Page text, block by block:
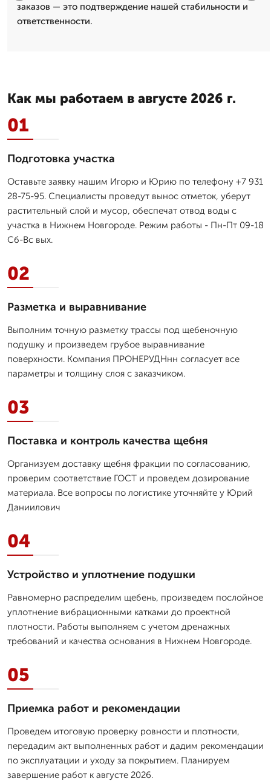
заказов — это подтверждение нашей стабильности и
ответственности.
Как мы работаем в августе 2026 г.
01
Подготовка участка
Оставьте заявку нашим Игорю и Юрию по телефону +7 931
28-75-95. Специалисты проведут вынос отметок, уберут
растительный слой и мусор, обеспечат отвод воды с
участка в Нижнем Новгороде. Режим работы - Пн-Пт 09-18
Сб-Вс вых.
02
Разметка и выравнивание
Выполним точную разметку трассы под щебеночную
подушку и произведем грубое выравнивание
поверхности. Компания ПРОНЕРУДНнн согласует все
параметры и толщину слоя с заказчиком.
03
Поставка и контроль качества щебня
Организуем доставку щебня фракции по согласованию,
проверим соответствие ГОСТ и проведем дозирование
материала. Все вопросы по логистике уточняйте у Юрий
Даниилович
04
Устройство и уплотнение подушки
Равномерно распределим щебень, произведем послойное
уплотнение вибрационными катками до проектной
плотности. Работы выполняем с учетом дренажных
требований и качества основания в Нижнем Новгороде.
05
Приемка работ и рекомендации
Проведем итоговую проверку ровности и плотности,
передадим акт выполненных работ и дадим рекомендации
по эксплуатации и уходу за покрытием. Планируем
завершение работ к августе 2026.